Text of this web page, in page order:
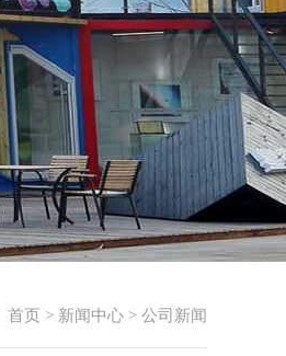
首页 > 新闻中心 > 公司新闻